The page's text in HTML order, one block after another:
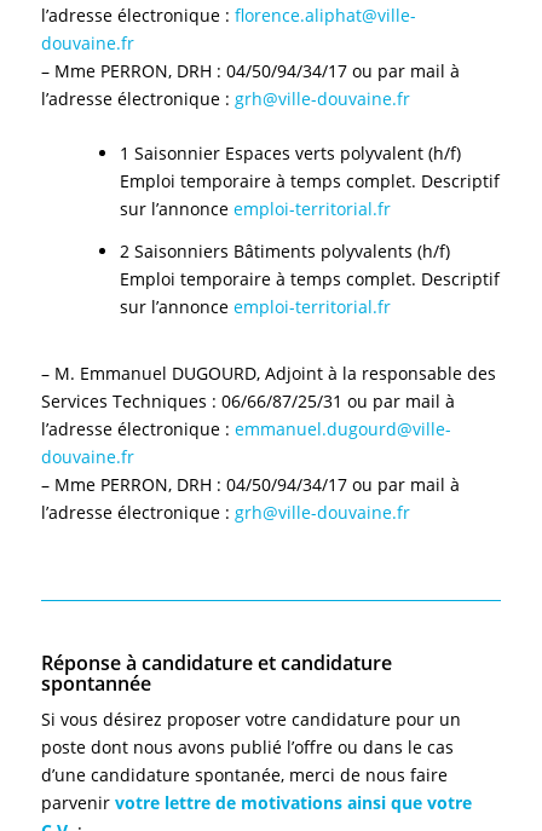
l’adresse électronique : florence.aliphat@ville-
douvaine.fr
– Mme PERRON, DRH : 04/50/94/34/17 ou par mail à
l’adresse électronique : grh@ville-douvaine.fr
1 Saisonnier Espaces verts polyvalent (h/f)
Emploi temporaire à temps complet. Descriptif
sur l’annonce emploi-territorial.fr
2 Saisonniers Bâtiments polyvalents (h/f)
Emploi temporaire à temps complet. Descriptif
sur l’annonce emploi-territorial.fr
– M. Emmanuel DUGOURD, Adjoint à la responsable des
Services Techniques : 06/66/87/25/31 ou par mail à
l’adresse électronique : emmanuel.dugourd@ville-
douvaine.fr
– Mme PERRON, DRH : 04/50/94/34/17 ou par mail à
l’adresse électronique : grh@ville-douvaine.fr
Réponse à candidature et candidature
spontannée
Si vous désirez proposer votre candidature pour un
poste dont nous avons publié l’offre ou dans le cas
d’une candidature spontanée, merci de nous faire
parvenirvotre lettre de motivations ainsi que votre